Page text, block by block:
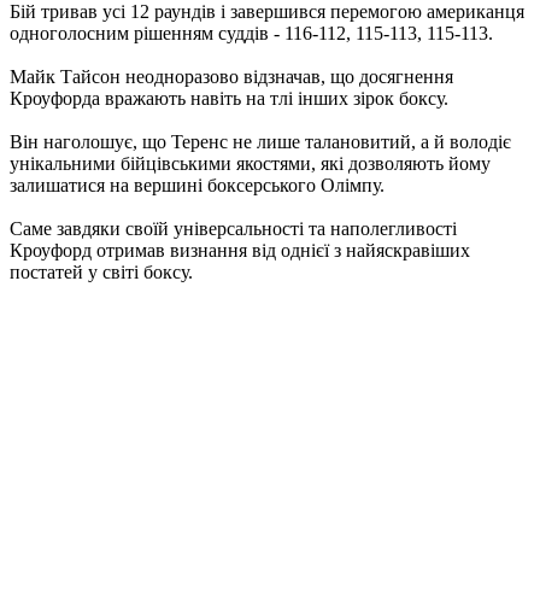
Бій тривав усі 12 раундів і завершився перемогою американця
одноголосним рішенням суддів - 116-112, 115-113, 115-113.
Майк Тайсон неодноразово відзначав, що досягнення
Кроуфорда вражають навіть на тлі інших зірок боксу.
Він наголошує, що Теренс не лише талановитий, а й володіє
унікальними бійцівськими якостями, які дозволяють йому
залишатися на вершині боксерського Олімпу.
Саме завдяки своїй універсальності та наполегливості
Кроуфорд отримав визнання від однієї з найяскравіших
постатей у світі боксу.